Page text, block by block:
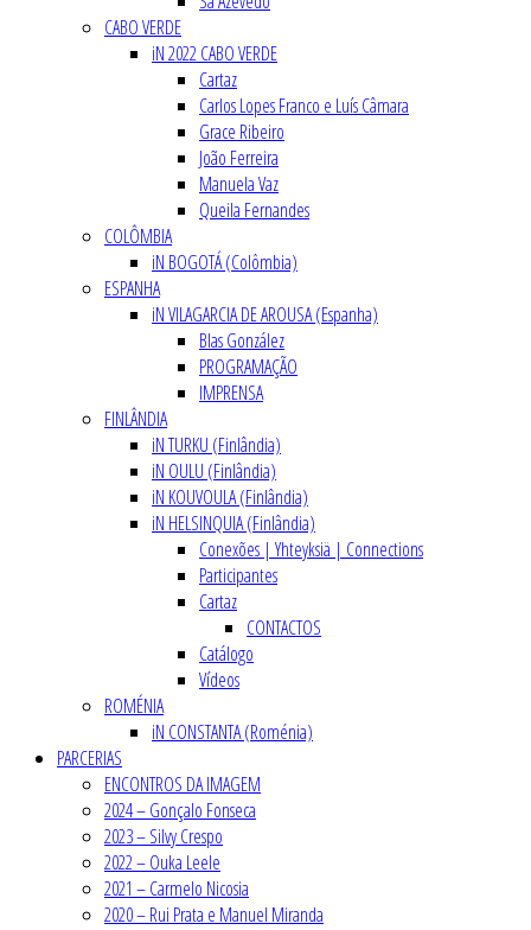
CABO VERDE
iN 2022 CABO VERDE
Cartaz
Carlos Lopes Franco e Luís Câmara
Grace Ribeiro
João Ferreira
Manuela Vaz
Queila Fernandes
COLÔMBIA
iN BOGOTÁ (Colômbia)
ESPANHA
iN VILAGARCIA DE AROUSA (Espanha)
Blas González
PROGRAMAÇÃO
IMPRENSA
FINLÂNDIA
iN TURKU (Finlândia)
iN OULU (Finlândia)
iN KOUVOULA (Finlândia)
iN HELSINQUIA (Finlândia)
Conexões | Yhteyksiä | Connections
Participantes
Cartaz
CONTACTOS
Catálogo
Vídeos
ROMÉNIA
iN CONSTANTA (Roménia)
PARCERIAS
ENCONTROS DA IMAGEM
2024 – Gonçalo Fonseca
2023 – Silvy Crespo
2022 – Ouka Leele
2021 – Carmelo Nicosia
2020 – Rui Prata e Manuel Miranda